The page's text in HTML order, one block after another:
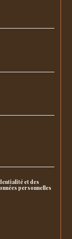
et des
personnelles